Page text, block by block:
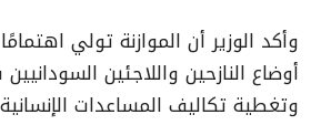
وأكد الوزير أن الموازنة تولي
أوضاع النازحين واللاجئين
وتغطية تكاليف المساعدات